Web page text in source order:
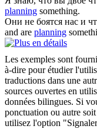
planning something.
Они не боятся нас и
and are planning
Les exemples sont
à-dire pour étudier
traductions dans une
sources ouvertes en
données bilingues. Si
ponctuation ou autre
utilisez l'option